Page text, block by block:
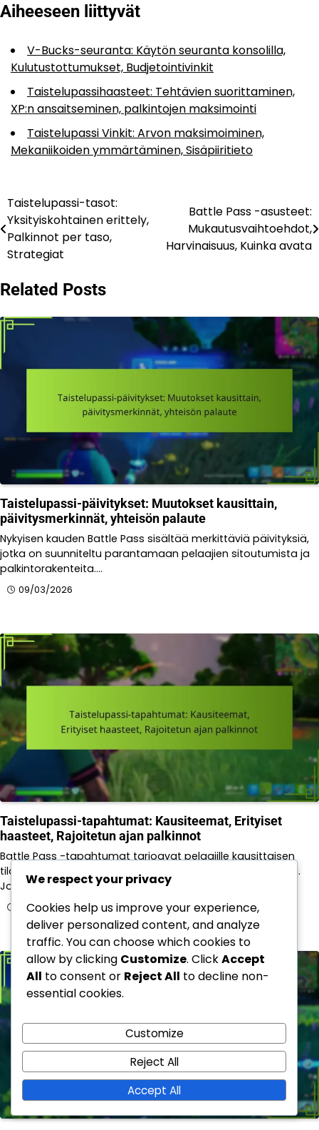
Aiheeseen liittyvät
V-Bucks-seuranta: Käytön seuranta konsolilla,
Kulutustottumukset, Budjetointivinkit
Taistelupassihaasteet: Tehtävien suorittaminen,
XP:n ansaitseminen, palkintojen maksimointi
Taistelupassi Vinkit: Arvon maksimoiminen,
Mekaniikoiden ymmärtäminen, Sisäpiiritieto
Post
navigation
Taistelupassi-tasot:
Yksityiskohtainen erittely,
Palkinnot per taso,
Strategiat
Battle Pass -asusteet:
Mukautusvaihtoehdot,
Harvinaisuus, Kuinka avata
Related Posts
Taistelupassi-päivitykset: Muutokset kausittain,
päivitysmerkinnät, yhteisön palaute
Nykyisen kauden Battle Pass sisältää merkittäviä päivityksiä,
jotka on suunniteltu parantamaan pelaajien sitoutumista ja
palkintorakenteita.…
09/03/2026
Taistelupassi-tapahtumat: Kausiteemat, Erityiset
haasteet, Rajoitetun ajan palkinnot
Battle Pass -tapahtumat tarjoavat pelaajille kausittaisen
tilausmallin, joka avaa eksklusiivisia palkintoja pelin kautta.
Jokainen kausi…
25/02/2026
We respect your privacy
Cookies help us improve your experience,
deliver personalized content, and analyze
traffic. You can choose which cookies to
allow by clicking Customize. ClickAccept
All to consent or Reject All to decline non-
essential cookies.
Customize
Reject All
Accept All